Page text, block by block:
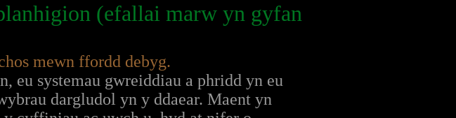
(efallai marw yn gyfan
mewn ffordd debyg.
eu systemau gwreiddiau a phridd yn eu
dargludol yn y ddaear. Maent yn